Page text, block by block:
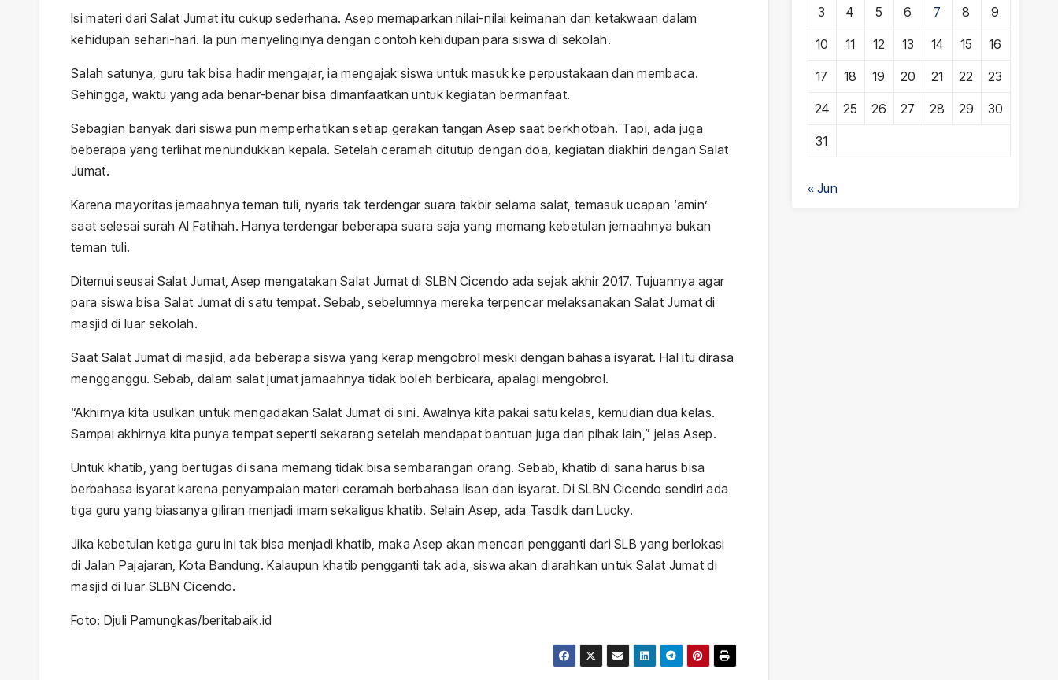
Isi materi dari Salat Jumat itu cukup sederhana. Asep memaparkan nilai-nilai keimanan dan ketakwaan dalam
kehidupan sehari-hari. Ia pun menyelinginya dengan contoh kehidupan para siswa di sekolah.
Salah satunya, guru tak bisa hadir mengajar, ia mengajak siswa untuk masuk ke perpustakaan dan membaca.
Sehingga, waktu yang ada benar-benar bisa dimanfaatkan untuk kegiatan bermanfaat.
Sebagian banyak dari siswa pun memperhatikan setiap gerakan tangan Asep saat berkhotbah. Tapi, ada juga
beberapa yang terlihat menundukkan kepala. Setelah ceramah ditutup dengan doa, kegiatan diakhiri dengan Salat
Jumat.
Karena mayoritas jemaahnya teman tuli, nyaris tak terdengar suara takbir selama salat, temasuk ucapan ‘amin’
saat selesai surah Al Fatihah. Hanya terdengar beberapa suara saja yang memang kebetulan jemaahnya bukan
teman tuli.
Ditemui seusai Salat Jumat, Asep mengatakan Salat Jumat di SLBN Cicendo ada sejak akhir 2017. Tujuannya agar
para siswa bisa Salat Jumat di satu tempat. Sebab, sebelumnya mereka terpencar melaksanakan Salat Jumat di
masjid di luar sekolah.
Saat Salat Jumat di masjid, ada beberapa siswa yang kerap mengobrol meski dengan bahasa isyarat. Hal itu dirasa
mengganggu. Sebab, dalam salat jumat jamaahnya tidak boleh berbicara, apalagi mengobrol.
“Akhirnya kita usulkan untuk mengadakan Salat Jumat di sini. Awalnya kita pakai satu kelas, kemudian dua kelas.
Sampai akhirnya kita punya tempat seperti sekarang setelah mendapat bantuan juga dari pihak lain,” jelas Asep.
Untuk khatib, yang bertugas di sana memang tidak bisa sembarangan orang. Sebab, khatib di sana harus bisa
berbahasa isyarat karena penyampaian materi ceramah berbahasa lisan dan isyarat. Di SLBN Cicendo sendiri ada
tiga guru yang biasanya giliran menjadi imam sekaligus khatib. Selain Asep, ada Tasdik dan Lucky.
Jika kebetulan ketiga guru ini tak bisa menjadi khatib, maka Asep akan mencari pengganti dari SLB yang berlokasi
di Jalan Pajajaran, Kota Bandung. Kalaupun khatib pengganti tak ada, siswa akan diarahkan untuk Salat Jumat di
masjid di luar SLBN Cicendo.
Foto: Djuli Pamungkas/beritabaik.id
3 4 5 6 7 8 9
10 11 12 13 14 15 16
17 18 19 20 21 22 23
24 25 26 27 28 29 30
31
« Jun